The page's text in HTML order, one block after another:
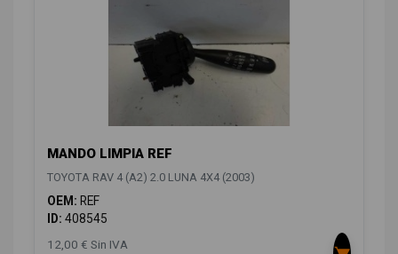
MANDO LIMPIA REF
TOYOTA RAV 4 (A2) 2.0 LUNA 4X4 (2003)
OEM: REF
ID: 408545
12,00 € Sin IVA